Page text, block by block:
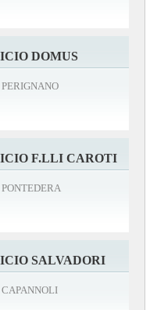
DOMUS
F.LLI CAROTI
SALVADORI